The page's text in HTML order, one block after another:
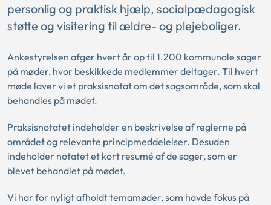
personlig og praktisk hjælp, socialpædagogisk
støtte og visitering til ældre- og plejeboliger.
Ankestyrelsen afgør hvert år op til 1.200 kommunale sager
på møder, hvor beskikkede medlemmer deltager. Til hvert
møde laver vi et praksisnotat om det sagsområde, som skal
behandles på mødet.
Praksisnotatet indeholder en beskrivelse af reglerne på
området og relevante principmeddelelser. Desuden
indeholder notatet et kort resumé af de sager, som er
blevet behandlet på mødet.
Vi har for nyligt afholdt temamøder, som havde fokus på